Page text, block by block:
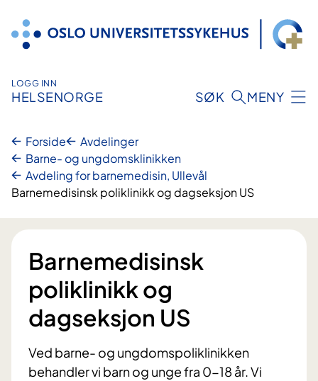
innhold
LOGG INN
HELSENORGE SØK MENY
Forside
Avdelinger
Barne- og ungdomsklinikken
Avdeling for barnemedisin, Ullevål
Barnemedisinsk poliklinikk og dagseksjon US
Barnemedisinsk
poliklinikk og
dagseksjon US
Ved barne- og ungdomspoliklinikken
behandler vi barn og unge fra 0-18 år. Vi